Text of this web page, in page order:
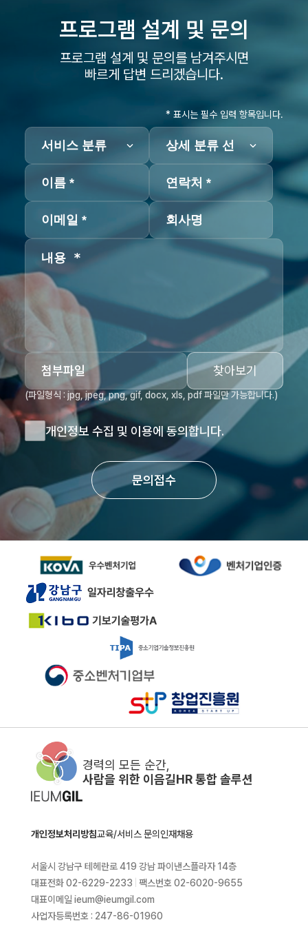
프로그램 설계 및 문의
프로그램 설계 및 문의를 남겨주시면
빠르게 답변 드리겠습니다.
* 표시는 필수 입력 항목입니다.
첨부파일 찾아보기
(파일형식 : jpg, jpeg, png, gif, docx, xls, pdf 파일만 가능합니다.)
개인정보 수집 및 이용에 동의합니다.
문의접수
경력의 모든 순간,
사람을 위한 이음길HR 통합 솔루션
개인정보처리방침교육/서비스 문의 인재채용
서울시 강남구 테헤란로 419 강남 파이낸스플라자 14층
대표전화 02-6229-2233
팩스번호 02-6020-9655
대표이메일 ieum@ieumgil.com
사업자등록번호 : 247-86-01960